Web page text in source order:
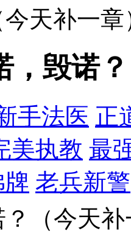
天补一章
，毁诺
手法医 正
美执教 最
老兵新警
（今天补